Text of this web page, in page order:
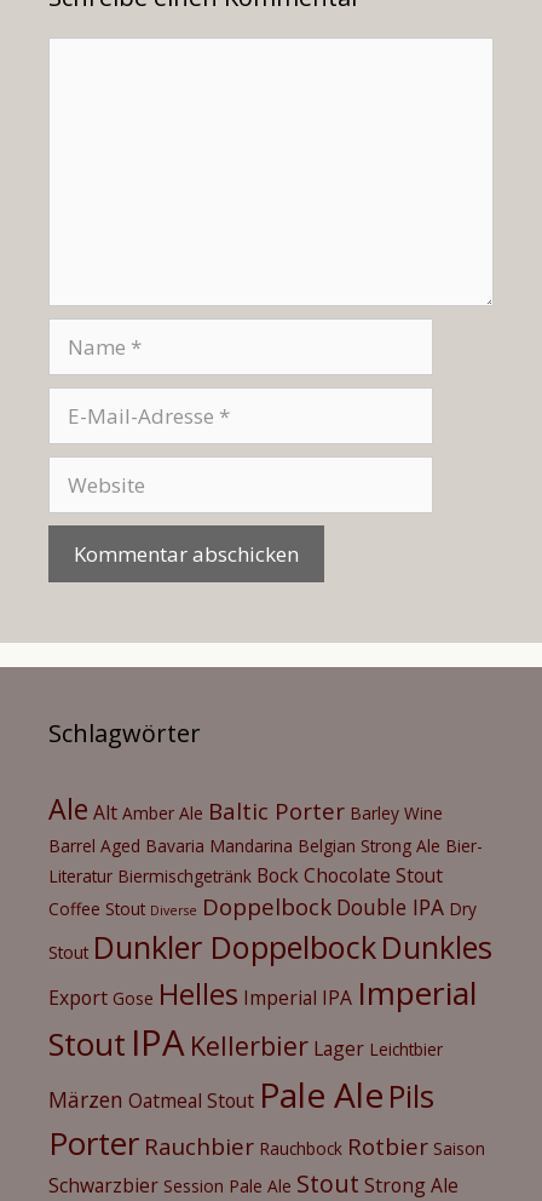
Mail-
Adresse
Schlagwörter
Ale Alt Amber Ale Baltic Porter Barley Wine
Barrel Aged Bavaria Mandarina Belgian Strong Ale Bier-
Literatur Biermischgetränk BockChocolate Stout
Coffee Stout Diverse Doppelbock Double IPA Dry
Stout Dunkler DoppelbockDunkles
Export Gose Helles Imperial IPA Imperial
Stout IPA Kellerbier Lager Leichtbier
Märzen Oatmeal Stout Pale Ale Pils
Porter Rauchbier Rauchbock Rotbier Saison
Schwarzbier Session Pale Ale Stout Strong Ale